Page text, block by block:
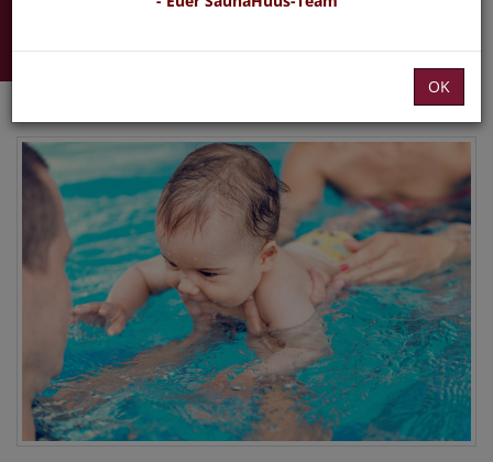
22.04.2027
OK